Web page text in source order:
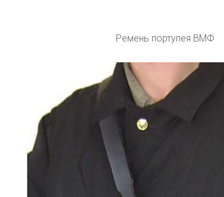
Ремень портупея ВМФ